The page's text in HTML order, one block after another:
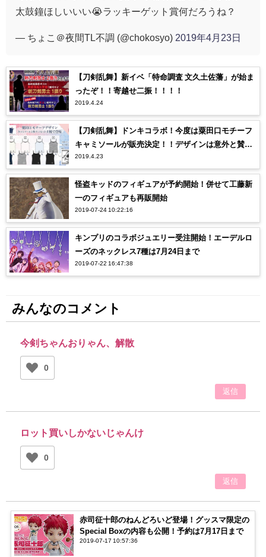
太鼓鐘ほしいいい😭ラッキーゲット賞何だろうね？
— ちょこ＠夜間TL不調 (@chokosyo) 2019年4月23日
【刀剣乱舞】新イベ「特命調査 文久土佐藩」が始ま
ったぞ！！寄越せ二振！！！！
2019.4.24
【刀剣乱舞】ドンキコラボ！今度は粟田口モチーフ
キャミソールが販売決定！！デザインは意外と賛否
両論…？？【とうらぶ】
2019.4.23
怪盗キッドのフィギュアが予約開始！併せて工藤新
一のフィギュアも再販開始
2019-07-24 10:22:16
キンプリのコラボジュエリー受注開始！エーデルロ
ーズのネックレス7種は7月24日まで
2019-07-22 16:47:38
みんなのコメント
今剣ちゃんおりゃん、解散
0
返信
ロット買いしかないじゃんけ
0
返信
赤司征十郎のねんどろいど登場！グッスマ限定の
Special Boxの内容も公開！予約は7月17日まで
2019-07-17 10:57:36